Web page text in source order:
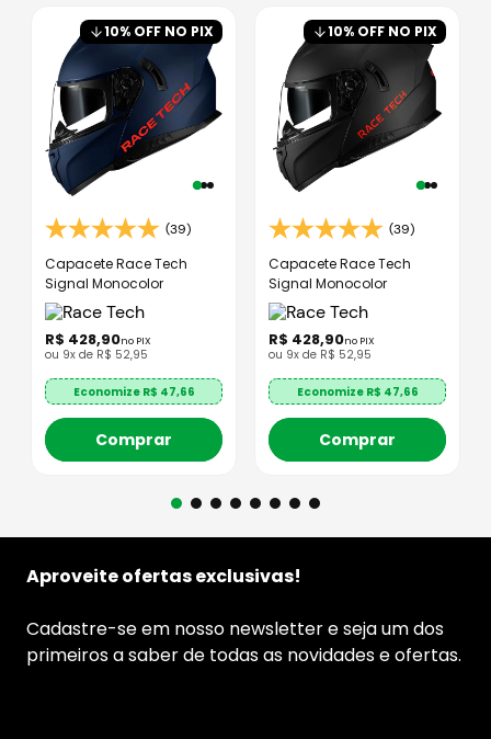
10% OFF NO PIX
(39)
Capacete Race Tech
Signal Monocolor
R$ 428,90no PIX
ou 9x de R$ 52,95
Economize R$ 47,66
Comprar
10% OFF NO PIX
(39)
Capacete Race Tech
Signal Monocolor
R$ 428,90no PIX
ou 9x de R$ 52,95
Economize R$ 47,66
Comprar
Aproveite ofertas exclusivas!
Cadastre-se em nosso newsletter e seja um dos
primeiros a saber de todas as novidades e ofertas.